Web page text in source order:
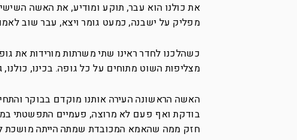
את כולנו הוא עבר, תוקע ומודיע, את האשה
מפליק על ישבנה, כמעט גומר ויצא, עבר שוב
כשהלכנו לחדר ראינו שתי משרתות מורידות את
מצליפות השוט מתוחים על כל גופה. בכינו,
האשה הראשונה העירה אותנו מוקדם בבוקר
בודקת ואף פעם לא מרוצה, פעמיים התפשטתי
חזק ממה שהאמא המכובדת שמתה הייתה מושכת